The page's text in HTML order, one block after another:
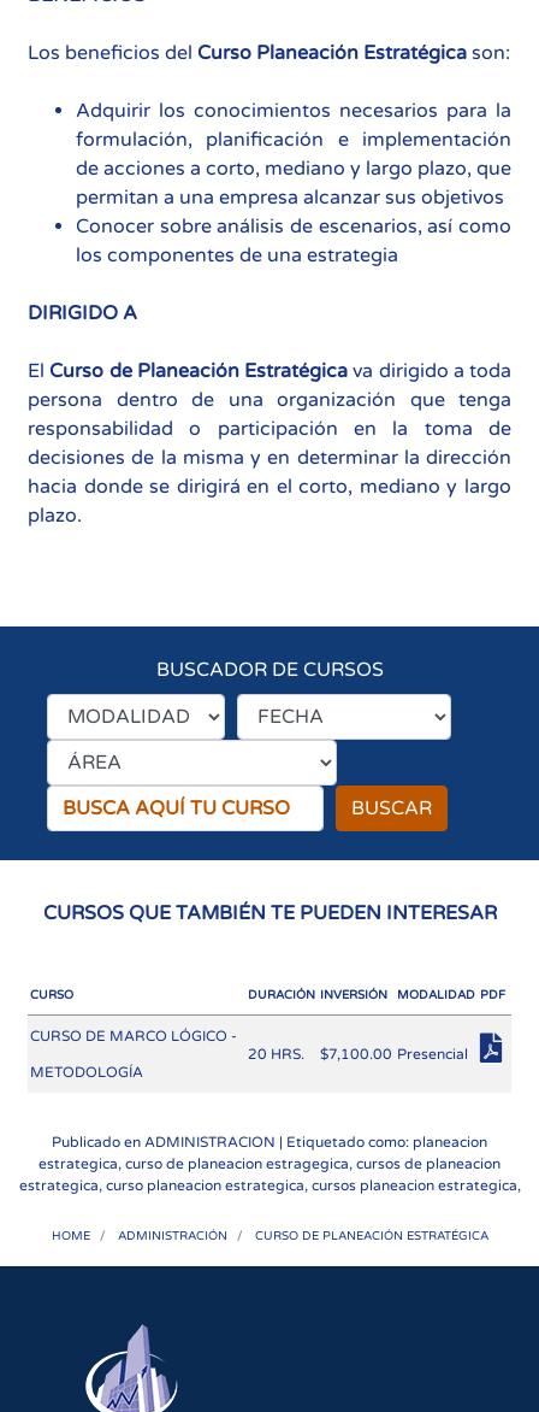
Los beneficios del Curso Planeación Estratégica son:
Adquirir los conocimientos necesarios para la
formulación, planificación e implementación
de acciones a corto, mediano y largo plazo, que
permitan a una empresa alcanzar sus objetivos
Conocer sobre análisis de escenarios, así como
los componentes de una estrategia
DIRIGIDO A
El Curso de Planeación Estratégica va dirigido a toda
persona dentro de una organización que tenga
responsabilidad o participación en la toma de
decisiones de la misma y en determinar la dirección
hacia donde se dirigirá en el corto, mediano y largo
plazo.
BUSCADOR DE CURSOS
BUSCAR
CURSOS QUE TAMBIÉN TE PUEDEN INTERESAR
CURSO DURACIÓN INVERSIÓN MODALIDAD PDF
CURSO DE MARCO LÓGICO -
METODOLOGÍA
20 HRS. $7,100.00 Presencial
Publicado en ADMINISTRACION | Etiquetado como: planeacion
estrategica, curso de planeacion estragegica, cursos de planeacion
estrategica, curso planeacion estrategica, cursos planeacion estrategica,
HOME ADMINISTRACIÓN CURSO DE PLANEACIÓN ESTRATÉGICA